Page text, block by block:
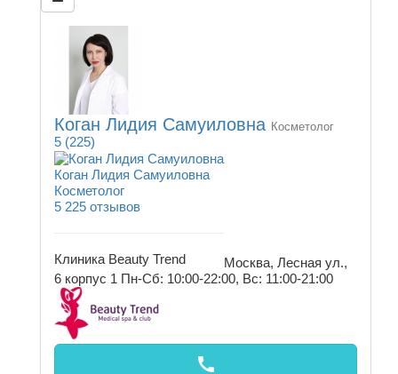
Коган Лидия Самуиловна Косметолог
5 (225)
Коган Лидия Самуиловна
Косметолог
5 225 отзывов
Клиника Beauty Trend
Москва, Лесная ул.,
6 корпус 1 Пн-Сб: 10:00-22:00, Вс: 11:00-21:00
call